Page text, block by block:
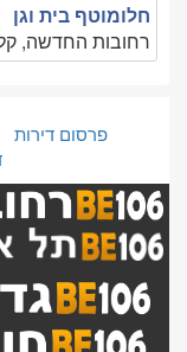
חלומוטף בית וגן
רחובות החדשה, קלמן
פרסום דירות